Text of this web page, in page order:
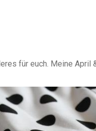
für euch. Meine April